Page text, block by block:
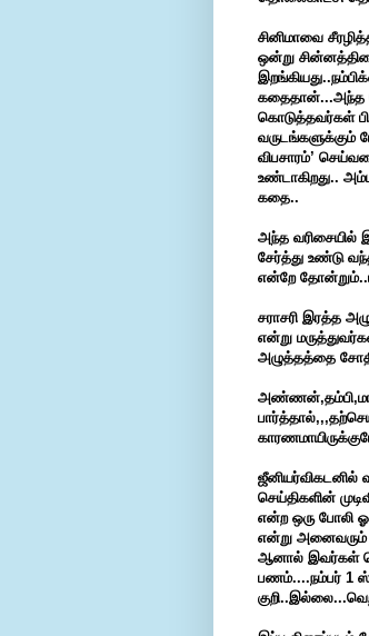
சினிமாவை
ஒன்று
கதைதான்...அந்த
கொடுத்தவர்கள்
வருடங்களுக்கும்
விபசாரம்’
உண்டாகிறது..
கதை..
அந்த வரிசையில்
சேர்த்து உண்டு
என்றே
சராசரி இரத்த
என்று
அழுத்தத்தை
ஜீனியர்விகடனில்
செய்திகளின்
என்ற ஒரு போலி
என்று அனைவரும்
ஆனால் இவர்கள்
பணம்....நம்பர் 1